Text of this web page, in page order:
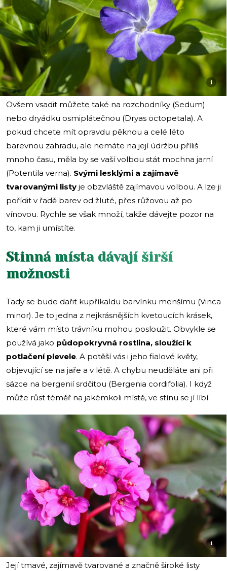
i
Ovšem vsadit můžete také na rozchodníky (Sedum)
nebo dryádku osmiplátečnou (Dryas octopetala). A
pokud chcete mít opravdu pěknou a celé léto
barevnou zahradu, ale nemáte na její údržbu příliš
mnoho času, měla by se vaší volbou stát mochna jarní
(Potentila verna). Svými lesklými a zajímavě
tvarovanými listy je obzvláště zajímavou volbou. A lze ji
pořídit v řadě barev od žluté, přes růžovou až po
vínovou. Rychle se však množí, takže dávejte pozor na
to, kam ji umístíte.
Stinná místa dávají širší
možnosti
Tady se bude dařit kupříkaldu barvínku menšímu (Vinca
minor). Je to jedna z nejkrásnějších kvetoucích krásek,
které vám místo trávníku mohou posloužit. Obvykle se
používá jako půdopokryvná rostlina, sloužící k
potlačení plevele. A potěší vás i jeho fialové květy,
objevující se na jaře a v létě. A chybu neuděláte ani při
sázce na bergenií srdčitou (Bergenia cordifolia). I když
může růst téměř na jakémkoli místě, ve stínu se jí líbí.
i
Její tmavé, zajímavě tvarované a značně široké listy